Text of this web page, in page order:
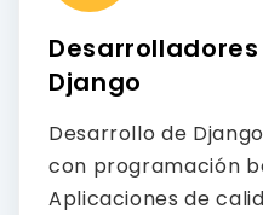
Django
Desarrollo de
con programación
Aplicaciones de